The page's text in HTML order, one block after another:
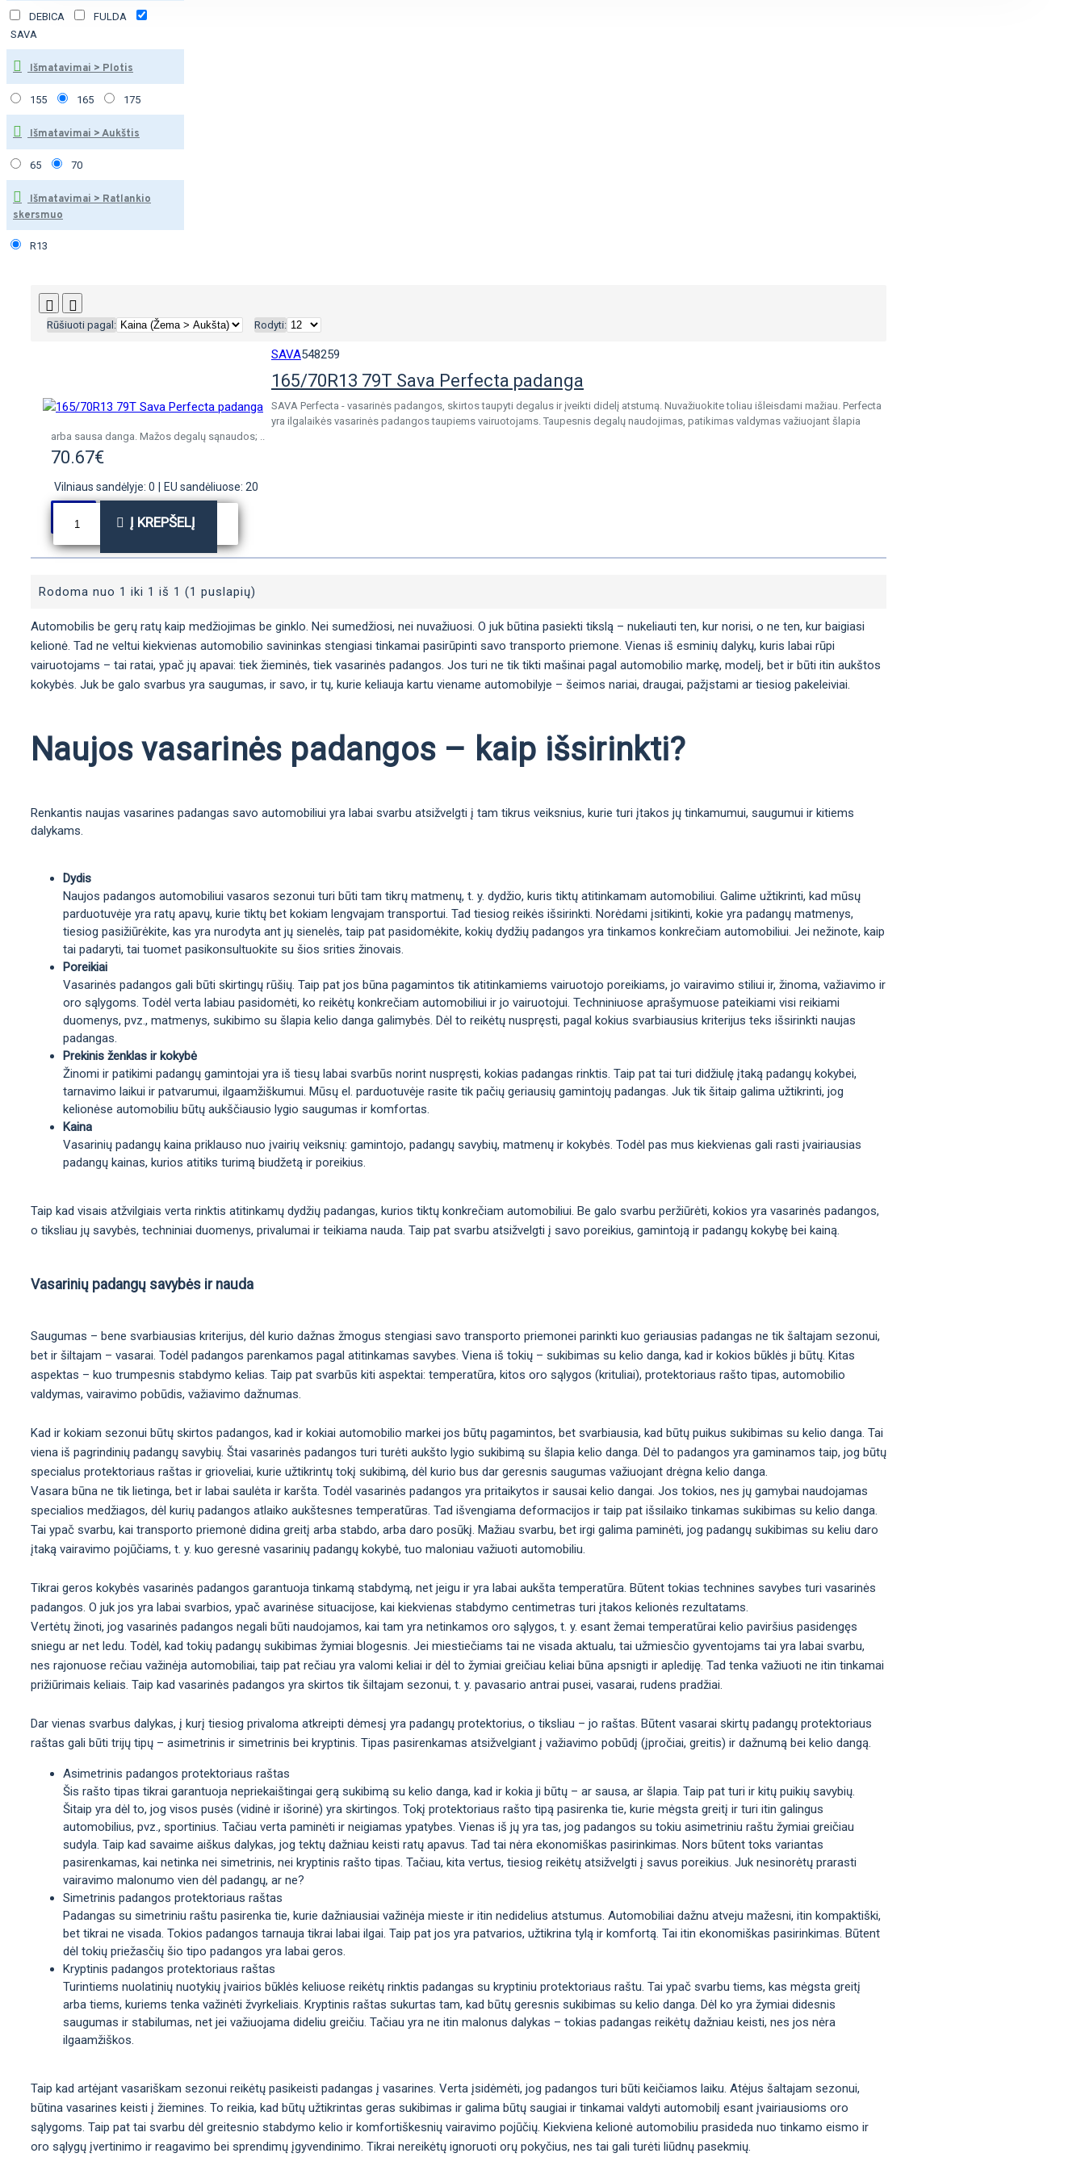
DEBICA
FULDA
SAVA
Išmatavimai > Plotis
155 165 175
Išmatavimai > Aukštis
65 70
Išmatavimai > Ratlankio
skersmuo
R13
Rūšiuoti pagal: Rodyti:
SAVA548259
165/70R13 79T Sava Perfecta padanga
SAVA Perfecta - vasarinės padangos, skirtos taupyti degalus ir įveikti didelį atstumą. Nuvažiuokite toliau išleisdami mažiau. Perfecta
yra ilgalaikės vasarinės padangos taupiems vairuotojams. Taupesnis degalų naudojimas, patikimas valdymas važiuojant šlapia
arba sausa danga. Mažos degalų sąnaudos; ..
70.67€
Vilniaus sandėlyje: 0 EU sandėliuose: 20
Į KREPŠELĮ
Rodoma nuo 1 iki 1 iš 1 (1 puslapių)
Automobilis be gerų ratų kaip medžiojimas be ginklo. Nei sumedžiosi, nei nuvažiuosi. O juk būtina pasiekti tikslą – nukeliauti ten, kur norisi, o ne ten, kur baigiasi
kelionė. Tad ne veltui kiekvienas automobilio savininkas stengiasi tinkamai pasirūpinti savo transporto priemone. Vienas iš esminių dalykų, kuris labai rūpi
vairuotojams – tai ratai, ypač jų apavai: tiek žieminės, tiek vasarinės padangos. Jos turi ne tik tikti mašinai pagal automobilio markę, modelį, bet ir būti itin aukštos
kokybės. Juk be galo svarbus yra saugumas, ir savo, ir tų, kurie keliauja kartu viename automobilyje – šeimos nariai, draugai, pažįstami ar tiesiog pakeleiviai.
Naujos vasarinės padangos – kaip išsirinkti?
Renkantis naujas vasarines padangas savo automobiliui yra labai svarbu atsižvelgti į tam tikrus veiksnius, kurie turi įtakos jų tinkamumui, saugumui ir kitiems
dalykams.
Dydis
Naujos padangos automobiliui vasaros sezonui turi būti tam tikrų matmenų, t. y. dydžio, kuris tiktų atitinkamam automobiliui. Galime užtikrinti, kad mūsų
parduotuvėje yra ratų apavų, kurie tiktų bet kokiam lengvajam transportui. Tad tiesiog reikės išsirinkti. Norėdami įsitikinti, kokie yra padangų matmenys,
tiesiog pasižiūrėkite, kas yra nurodyta ant jų sienelės, taip pat pasidomėkite, kokių dydžių padangos yra tinkamos konkrečiam automobiliui. Jei nežinote, kaip
tai padaryti, tai tuomet pasikonsultuokite su šios srities žinovais.
Poreikiai
Vasarinės padangos gali būti skirtingų rūšių. Taip pat jos būna pagamintos tik atitinkamiems vairuotojo poreikiams, jo vairavimo stiliui ir, žinoma, važiavimo ir
oro sąlygoms. Todėl verta labiau pasidomėti, ko reikėtų konkrečiam automobiliui ir jo vairuotojui. Techniniuose aprašymuose pateikiami visi reikiami
duomenys, pvz., matmenys, sukibimo su šlapia kelio danga galimybės. Dėl to reikėtų nuspręsti, pagal kokius svarbiausius kriterijus teks išsirinkti naujas
padangas.
Prekinis ženklas ir kokybė
Žinomi ir patikimi padangų gamintojai yra iš tiesų labai svarbūs norint nuspręsti, kokias padangas rinktis. Taip pat tai turi didžiulę įtaką padangų kokybei,
tarnavimo laikui ir patvarumui, ilgaamžiškumui. Mūsų el. parduotuvėje rasite tik pačių geriausių gamintojų padangas. Juk tik šitaip galima užtikrinti, jog
kelionėse automobiliu būtų aukščiausio lygio saugumas ir komfortas.
Kaina
Vasarinių padangų kaina priklauso nuo įvairių veiksnių: gamintojo, padangų savybių, matmenų ir kokybės. Todėl pas mus kiekvienas gali rasti įvairiausias
padangų kainas, kurios atitiks turimą biudžetą ir poreikius.
Taip kad visais atžvilgiais verta rinktis atitinkamų dydžių padangas, kurios tiktų konkrečiam automobiliui. Be galo svarbu peržiūrėti, kokios yra vasarinės padangos,
o tiksliau jų savybės, techniniai duomenys, privalumai ir teikiama nauda. Taip pat svarbu atsižvelgti į savo poreikius, gamintoją ir padangų kokybę bei kainą.
Vasarinių padangų savybės ir nauda
Saugumas – bene svarbiausias kriterijus, dėl kurio dažnas žmogus stengiasi savo transporto priemonei parinkti kuo geriausias padangas ne tik šaltajam sezonui,
bet ir šiltajam – vasarai. Todėl padangos parenkamos pagal atitinkamas savybes. Viena iš tokių – sukibimas su kelio danga, kad ir kokios būklės ji būtų. Kitas
aspektas – kuo trumpesnis stabdymo kelias. Taip pat svarbūs kiti aspektai: temperatūra, kitos oro sąlygos (krituliai), protektoriaus rašto tipas, automobilio
valdymas, vairavimo pobūdis, važiavimo dažnumas.
Kad ir kokiam sezonui būtų skirtos padangos, kad ir kokiai automobilio markei jos būtų pagamintos, bet svarbiausia, kad būtų puikus sukibimas su kelio danga. Tai
viena iš pagrindinių padangų savybių. Štai vasarinės padangos turi turėti aukšto lygio sukibimą su šlapia kelio danga. Dėl to padangos yra gaminamos taip, jog būtų
specialus protektoriaus raštas ir grioveliai, kurie užtikrintų tokį sukibimą, dėl kurio bus dar geresnis saugumas važiuojant drėgna kelio danga.
Vasara būna ne tik lietinga, bet ir labai saulėta ir karšta. Todėl vasarinės padangos yra pritaikytos ir sausai kelio dangai. Jos tokios, nes jų gamybai naudojamas
specialios medžiagos, dėl kurių padangos atlaiko aukštesnes temperatūras. Tad išvengiama deformacijos ir taip pat išsilaiko tinkamas sukibimas su kelio danga.
Tai ypač svarbu, kai transporto priemonė didina greitį arba stabdo, arba daro posūkį. Mažiau svarbu, bet irgi galima paminėti, jog padangų sukibimas su keliu daro
įtaką vairavimo pojūčiams, t. y. kuo geresnė vasarinių padangų kokybė, tuo maloniau važiuoti automobiliu.
Tikrai geros kokybės vasarinės padangos garantuoja tinkamą stabdymą, net jeigu ir yra labai aukšta temperatūra. Būtent tokias technines savybes turi vasarinės
padangos. O juk jos yra labai svarbios, ypač avarinėse situacijose, kai kiekvienas stabdymo centimetras turi įtakos kelionės rezultatams.
Vertėtų žinoti, jog vasarinės padangos negali būti naudojamos, kai tam yra netinkamos oro sąlygos, t. y. esant žemai temperatūrai kelio paviršius pasidengęs
sniegu ar net ledu. Todėl, kad tokių padangų sukibimas žymiai blogesnis. Jei miestiečiams tai ne visada aktualu, tai užmiesčio gyventojams tai yra labai svarbu,
nes rajonuose rečiau važinėja automobiliai, taip pat rečiau yra valomi keliai ir dėl to žymiai greičiau keliai būna apsnigti ir aplediję. Tad tenka važiuoti ne itin tinkamai
prižiūrimais keliais. Taip kad vasarinės padangos yra skirtos tik šiltajam sezonui, t. y. pavasario antrai pusei, vasarai, rudens pradžiai.
Dar vienas svarbus dalykas, į kurį tiesiog privaloma atkreipti dėmesį yra padangų protektorius, o tiksliau – jo raštas. Būtent vasarai skirtų padangų protektoriaus
raštas gali būti trijų tipų – asimetrinis ir simetrinis bei kryptinis. Tipas pasirenkamas atsižvelgiant į važiavimo pobūdį (įpročiai, greitis) ir dažnumą bei kelio dangą.
Asimetrinis padangos protektoriaus raštas
Šis rašto tipas tikrai garantuoja nepriekaištingai gerą sukibimą su kelio danga, kad ir kokia ji būtų – ar sausa, ar šlapia. Taip pat turi ir kitų puikių savybių.
Šitaip yra dėl to, jog visos pusės (vidinė ir išorinė) yra skirtingos. Tokį protektoriaus rašto tipą pasirenka tie, kurie mėgsta greitį ir turi itin galingus
automobilius, pvz., sportinius. Tačiau verta paminėti ir neigiamas ypatybes. Vienas iš jų yra tas, jog padangos su tokiu asimetriniu raštu žymiai greičiau
sudyla. Taip kad savaime aiškus dalykas, jog tektų dažniau keisti ratų apavus. Tad tai nėra ekonomiškas pasirinkimas. Nors būtent toks variantas
pasirenkamas, kai netinka nei simetrinis, nei kryptinis rašto tipas. Tačiau, kita vertus, tiesiog reikėtų atsižvelgti į savus poreikius. Juk nesinorėtų prarasti
vairavimo malonumo vien dėl padangų, ar ne?
Simetrinis padangos protektoriaus raštas
Padangas su simetriniu raštu pasirenka tie, kurie dažniausiai važinėja mieste ir itin nedidelius atstumus. Automobiliai dažnu atveju mažesni, itin kompaktiški,
bet tikrai ne visada. Tokios padangos tarnauja tikrai labai ilgai. Taip pat jos yra patvarios, užtikrina tylą ir komfortą. Tai itin ekonomiškas pasirinkimas. Būtent
dėl tokių priežasčių šio tipo padangos yra labai geros.
Kryptinis padangos protektoriaus raštas
Turintiems nuolatinių nuotykių įvairios būklės keliuose reikėtų rinktis padangas su kryptiniu protektoriaus raštu. Tai ypač svarbu tiems, kas mėgsta greitį
arba tiems, kuriems tenka važinėti žvyrkeliais. Kryptinis raštas sukurtas tam, kad būtų geresnis sukibimas su kelio danga. Dėl ko yra žymiai didesnis
saugumas ir stabilumas, net jei važiuojama dideliu greičiu. Tačiau yra ne itin malonus dalykas – tokias padangas reikėtų dažniau keisti, nes jos nėra
ilgaamžiškos.
Taip kad artėjant vasariškam sezonui reikėtų pasikeisti padangas į vasarines. Verta įsidėmėti, jog padangos turi būti keičiamos laiku. Atėjus šaltajam sezonui,
būtina vasarines keisti į žiemines. To reikia, kad būtų užtikrintas geras sukibimas ir galima būtų saugiai ir tinkamai valdyti automobilį esant įvairiausioms oro
sąlygoms. Taip pat tai svarbu dėl greitesnio stabdymo kelio ir komfortiškesnių vairavimo pojūčių. Kiekviena kelionė automobiliu prasideda nuo tinkamo eismo ir
oro sąlygų įvertinimo ir reagavimo bei sprendimų įgyvendinimo. Tikrai nereikėtų ignoruoti orų pokyčius, nes tai gali turėti liūdnų pasekmių.